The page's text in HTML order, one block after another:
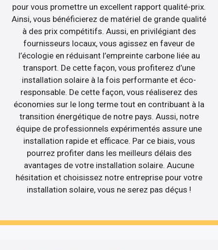
pour vous promettre un excellent rapport qualité-prix.
Ainsi, vous bénéficierez de matériel de grande qualité
à des prix compétitifs. Aussi, en privilégiant des
fournisseurs locaux, vous agissez en faveur de
l’écologie en réduisant l’empreinte carbone liée au
transport. De cette façon, vous profiterez d’une
installation solaire à la fois performante et éco-
responsable. De cette façon, vous réaliserez des
économies sur le long terme tout en contribuant à la
transition énergétique de notre pays. Aussi, notre
équipe de professionnels expérimentés assure une
installation rapide et efficace. Par ce biais, vous
pourrez profiter dans les meilleurs délais des
avantages de votre installation solaire. Aucune
hésitation et choisissez notre entreprise pour votre
installation solaire, vous ne serez pas déçus !